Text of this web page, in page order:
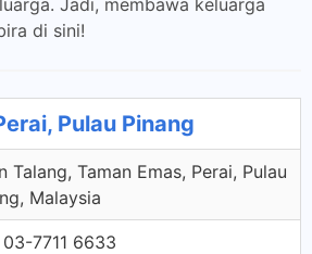
Jadi, membawa keluarga
di sini!
Pulau Pinang
Talang, Taman Emas, Perai, Pulau
Malaysia
7711 6633